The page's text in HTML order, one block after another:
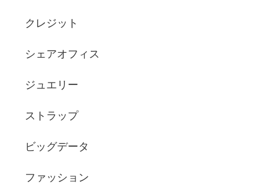
クレジット
シェアオフィス
ジュエリー
ストラップ
ビッグデータ
ファッション